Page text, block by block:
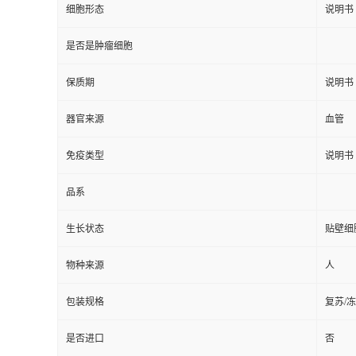
细胞形态 说明书
是否是肿瘤细胞
保质期 说明书
器官来源 血管
免疫类型 说明书
品系
生长状态 贴壁细
物种来源 人
包装规格 复苏/
是否进口 否